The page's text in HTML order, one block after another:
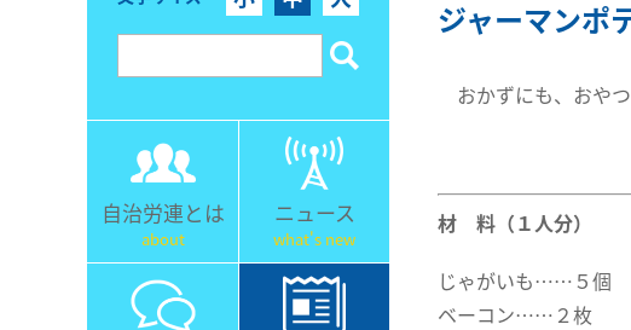
自治労連とは
about
ニュース
what's new
ジャーマンポ
おかずにも、おや
材 料（１人分）
じゃがいも……５個
ベーコン……２枚